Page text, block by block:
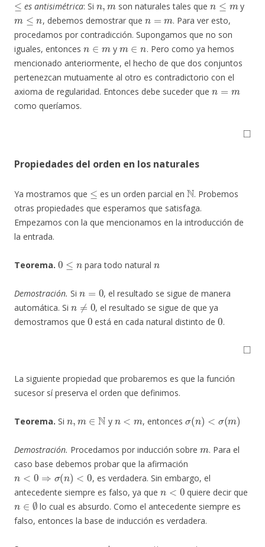
es antisimétrica: Si son naturales tales que y
m ≤n
, debemos demostrar que
n=m
. Para ver esto,
procedamos por contradicción. Supongamos que no son
iguales, entonces
n∈m
y
m∈n
. Pero como ya hemos
mencionado anteriormente, el hecho de que dos conjuntos
pertenezcan mutuamente al otro es contradictorio con el
axioma de regularidad. Entonces debe suceder que
n=m
como queríamos.
◻
Propiedades del orden en los naturales
Ya mostramos que es un orden parcial en
N
. Probemos
otras propiedades que esperamos que satisfaga.
Empezamos con la que mencionamos en la introducción de
la entrada.
Teorema.
0
para todo natural
Demostración. Si
, el resultado se sigue de manera
automática. Si
n ≠0
, el resultado se sigue de que ya
demostramos que
0
está en cada natural distinto de
0
.
◻
La siguiente propiedad que probaremos es que la función
sucesor sí preserva el orden que definimos.
Teorema. Si
N
y , entonces
(n ) m)
Demostración. Procedamos por inducción sobre
. Para el
caso base debemos probar que la afirmación
n<0 ⇒σ(n )<0
, es verdadera. Sin embargo, el
antecedente siempre es falso, ya que
n<0
quiere decir que
n∈∅
lo cual es absurdo. Como el antecedente siempre es
falso, entonces la base de inducción es verdadera.